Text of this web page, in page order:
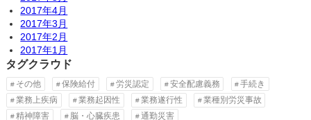
2017年4月
2017年3月
2017年2月
2017年1月
タグクラウド
その他 保険給付 労災認定 安全配慮義務
手続き
業務上疾病
業務起因性 業務遂行性
業種別労災事故
精神障害
脳・心臓疾患 通勤災害